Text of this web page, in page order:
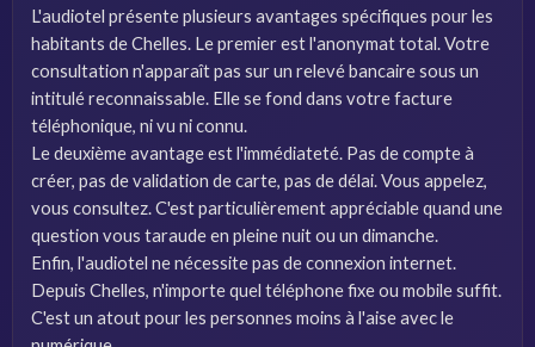
L'audiotel présente plusieurs avantages spécifiques pour les
habitants de Chelles. Le premier est l'anonymat total. Votre
consultation n'apparaît pas sur un relevé bancaire sous un
intitulé reconnaissable. Elle se fond dans votre facture
téléphonique, ni vu ni connu.
Le deuxième avantage est l'immédiateté. Pas de compte à
créer, pas de validation de carte, pas de délai. Vous appelez,
vous consultez. C'est particulièrement appréciable quand une
question vous taraude en pleine nuit ou un dimanche.
Enfin, l'audiotel ne nécessite pas de connexion internet.
Depuis Chelles, n'importe quel téléphone fixe ou mobile suffit.
C'est un atout pour les personnes moins à l'aise avec le